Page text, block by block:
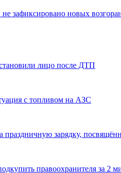
зафиксировано новых
лицо после ДТП
с топливом на АЗС
зарядку,
правоохранителя за 2